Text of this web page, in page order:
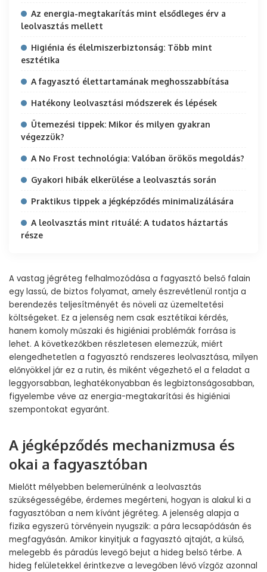
Az energia-megtakarítás mint elsődleges érv a
leolvasztás mellett
Higiénia és élelmiszerbiztonság: Több mint
esztétika
A fagyasztó élettartamának meghosszabbítása
Hatékony leolvasztási módszerek és lépések
Ütemezési tippek: Mikor és milyen gyakran
végezzük?
A No Frost technológia: Valóban örökös megoldás?
Gyakori hibák elkerülése a leolvasztás során
Praktikus tippek a jégképződés minimalizálására
A leolvasztás mint rituálé: A tudatos háztartás
része
A vastag jégréteg felhalmozódása a fagyasztó belső falain
egy lassú, de biztos folyamat, amely észrevétlenül rontja a
berendezés teljesítményét és növeli az üzemeltetési
költségeket. Ez a jelenség nem csak esztétikai kérdés,
hanem komoly műszaki és higiéniai problémák forrása is
lehet. A következőkben részletesen elemezzük, miért
elengedhetetlen a fagyasztó rendszeres leolvasztása, milyen
előnyökkel jár ez a rutin, és miként végezhető el a feladat a
leggyorsabban, leghatékonyabban és legbiztonságosabban,
figyelembe véve az energia-megtakarítási és higiéniai
szempontokat egyaránt.
A jégképződés mechanizmusa és
okai a fagyasztóban
Mielőtt mélyebben belemerülnénk a leolvasztás
szükségességébe, érdemes megérteni, hogyan is alakul ki a
fagyasztóban a nem kívánt jégréteg. A jelenség alapja a
fizika egyszerű törvényein nyugszik: a pára lecsapódásán és
megfagyásán. Amikor kinyitjuk a fagyasztó ajtaját, a külső,
melegebb és páradús levegő bejut a hideg belső térbe. A
hideg felületekkel érintkezve a levegőben lévő vízgőz azonnal